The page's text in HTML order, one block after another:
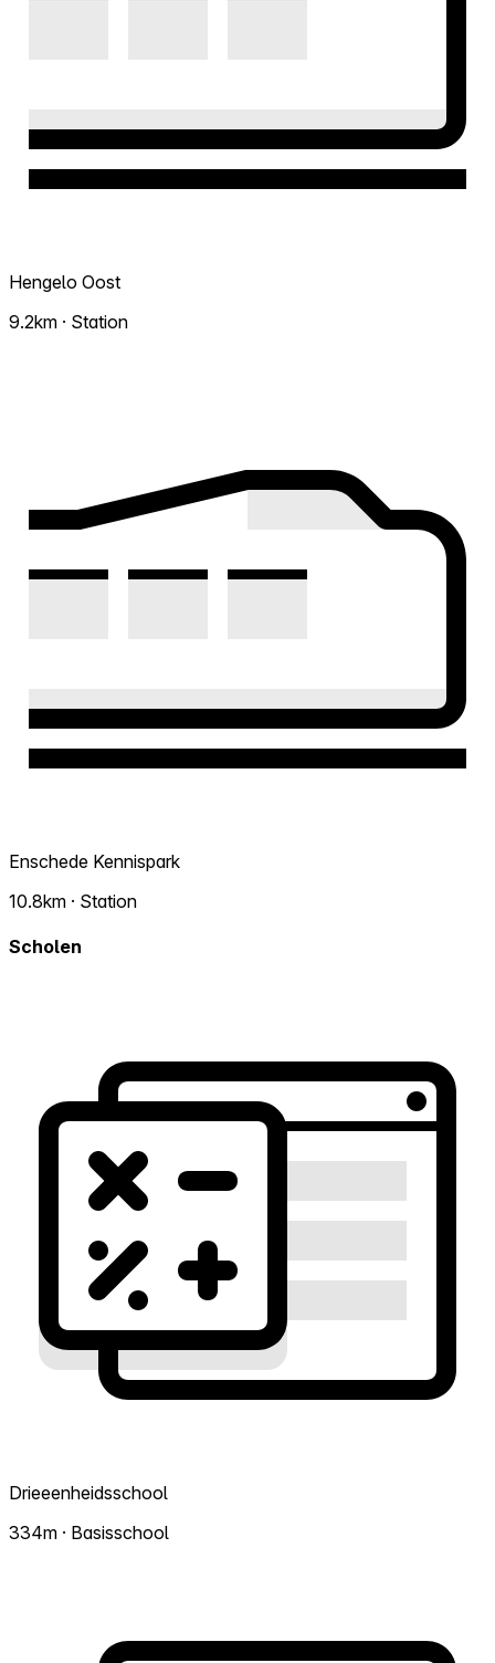
Hengelo Oost
9.2km · Station
Enschede Kennispark
10.8km · Station
Scholen
Drieeenheidsschool
334m · Basisschool